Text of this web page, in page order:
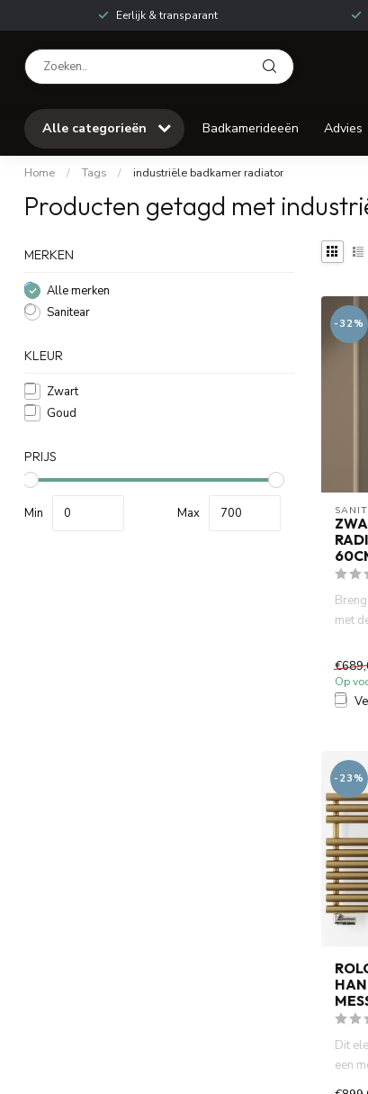
Eerlijk & transparant
Alle categorieën Badkamerideeën Advies
Home / Tags / industriële badkamer radiator
Producten getagd met
MERKEN
Alle merken
Sanitear
KLEUR
Zwart
Goud
PRIJS
Min Max
-32%
met
Op
-23%
Dit
een